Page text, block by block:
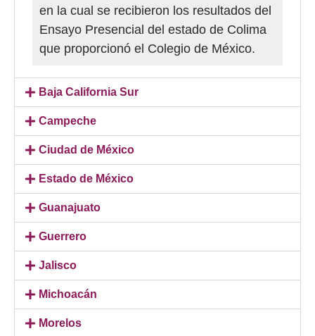
en la cual se recibieron los resultados del
Ensayo Presencial del estado de Colima
que proporcionó el Colegio de México.
Baja California Sur
Campeche
Ciudad de México
Estado de México
Guanajuato
Guerrero
Jalisco
Michoacán
Morelos